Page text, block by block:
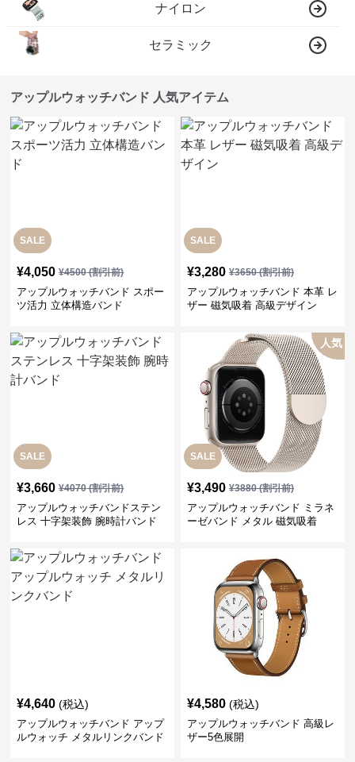
ナイロン
セラミック
アップルウォッチバンド 人気アイテム
SALE
¥4,050 ¥4500(割引前)
アップルウォッチバンド スポー
ツ活力 立体構造バンド
SALE
¥3,280 ¥3650(割引前)
アップルウォッチバンド 本革 レ
ザー 磁気吸着 高級デザイン
SALE
¥3,660 ¥4070(割引前)
アップルウォッチバンドステン
レス 十字架装飾 腕時計バンド
SALE
人気
¥3,490 ¥3880(割引前)
アップルウォッチバンド ミラネ
ーゼバンド メタル 磁気吸着
¥4,640 (税込)
アップルウォッチバンド アップ
ルウォッチ メタルリンクバンド
¥4,580 (税込)
アップルウォッチバンド 高級レ
ザー5色展開